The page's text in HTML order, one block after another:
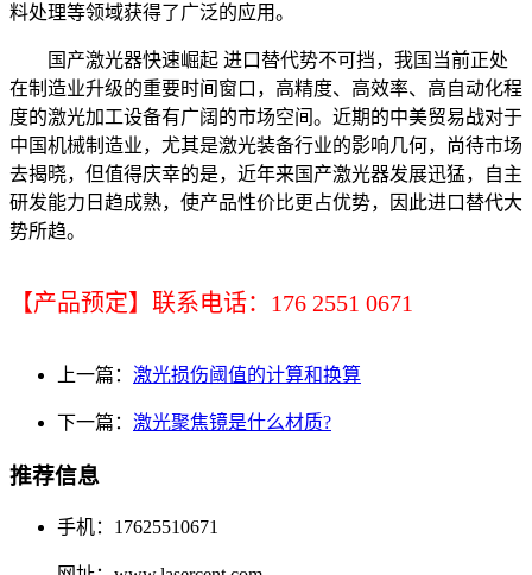
料处理等领域获得了广泛的应用。
国产激光器快速崛起 进口替代势不可挡， 我国当前正处
在制造业升级的重要时间窗口，高精度、高效率、高自动化程
度的激光加工设备有广阔的市场空间。近期的中美贸易战对于
中国机械制造业，尤其是激光装备行业的影响几何，尚待市场
去揭晓，但值得庆幸的是，近年来国产激光器发展迅猛，自主
研发能力日趋成熟，使产品性价比更占优势，因此进口替代大
势所趋。
【产品预定】联系电话：176 2551 0671
上一篇： 激光损伤阈值的计算和换算
下一篇： 激光聚焦镜是什么材质?
推荐信息
手机：17625510671